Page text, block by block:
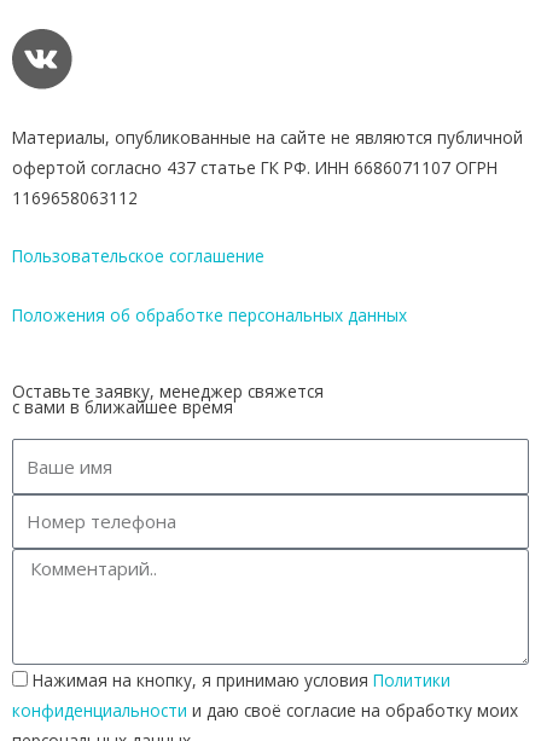
Материалы, опубликованные на сайте не являются публичной
офертой согласно 437 статье ГК РФ. ИНН 6686071107 ОГРН
1169658063112
Пользовательское соглашение
Положения об обработке персональных данных
Оставьте заявку, менеджер свяжется
с вами в ближайшее время
Нажимая на кнопку, я принимаю условия Политики
конфиденциальности и даю своё согласие на обработку моих